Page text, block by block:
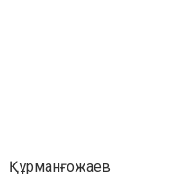
Құрманғожаев